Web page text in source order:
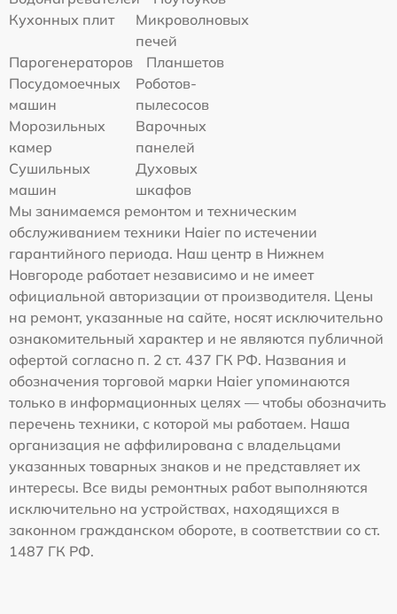
Кухонных плит
Микроволновых
печей
Парогенераторов
Планшетов
Посудомоечных
машин
Роботов-
пылесосов
Морозильных
камер
Варочных
панелей
Сушильных
машин
Духовых
шкафов
Мы занимаемся ремонтом и техническим
обслуживанием техники Haier по истечении
гарантийного периода. Наш центр в Нижнем
Новгороде работает независимо и не имеет
официальной авторизации от производителя. Цены
на ремонт, указанные на сайте, носят исключительно
ознакомительный характер и не являются публичной
офертой согласно п. 2 ст. 437 ГК РФ. Названия и
обозначения торговой марки Haier упоминаются
только в информационных целях — чтобы обозначить
перечень техники, с которой мы работаем. Наша
организация не аффилирована с владельцами
указанных товарных знаков и не представляет их
интересы. Все виды ремонтных работ выполняются
исключительно на устройствах, находящихся в
законном гражданском обороте, в соответствии со ст.
1487 ГК РФ.